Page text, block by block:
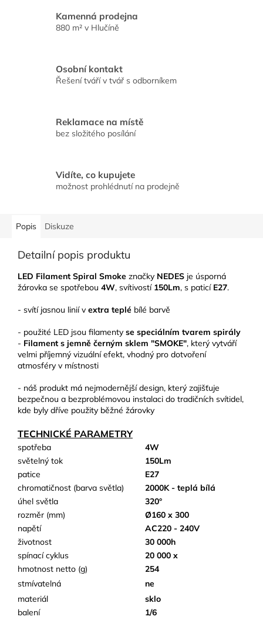
Kamenná prodejna
880 m² v Hlučíně
Osobní kontakt
Řešení tváří v tvář s odborníkem
Reklamace na místě
bez složitého posílání
Vidíte, co kupujete
možnost prohlédnutí na prodejně
Popis Diskuze
Detailní popis produktu
LED Filament Spiral Smoke značky NEDES je úsporná
žárovka se spotřebou 4W, svítivostí 150Lm, s paticí E27.
- svítí jasnou linií v extra teplé bílé barvě
- použité LED jsou filamenty se speciálním tvarem spirály
- Filament s jemně černým sklem "SMOKE", který vytváří
velmi příjemný vizuální efekt, vhodný pro dotvoření
atmosféry v místnosti
- náš produkt má nejmodernější design, který zajišťuje
bezpečnou a bezproblémovou instalaci do tradičních svítidel,
kde byly dříve použity běžné žárovky
TECHNICKÉ PARAMETRY
spotřeba
4W
světelný tok
150Lm
patice
E27
chromatičnost (barva světla)
2000K - teplá bílá
úhel světla
320°
rozměr (mm)
Ø160 x 300
napětí
AC220 - 240V
životnost
30 000h
spínací cyklus
20 000 x
hmotnost netto (g)
254
stmívatelná
ne
materiál
sklo
balení
1/6